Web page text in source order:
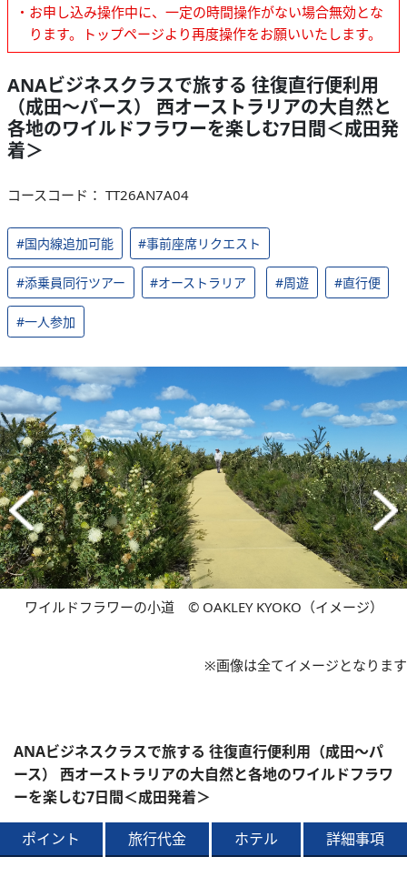
・お申し込み操作中に、一定の時間操作がない場合無効とな
ります。トップページより再度操作をお願いいたします。
ANAビジネスクラスで旅する 往復直行便利用
（成田～パース） 西オーストラリアの大自然と
各地のワイルドフラワーを楽しむ7日間＜成田発
着＞
コースコード： TT26AN7A04
#国内線追加可能 #事前座席リクエスト
#添乗員同行ツアー #オーストラリア #周遊 #直行便
#一人参加
ワイルドフラワーの小道 © OAKLEY KYOKO（イメージ）
※画像は全てイメージとなります
ANAビジネスクラスで旅する 往復直行便利用（成田～パ
ース） 西オーストラリアの大自然と各地のワイルドフラワ
ーを楽しむ7日間＜成田発着＞
ポイント 旅行代金 ホテル 詳細事項